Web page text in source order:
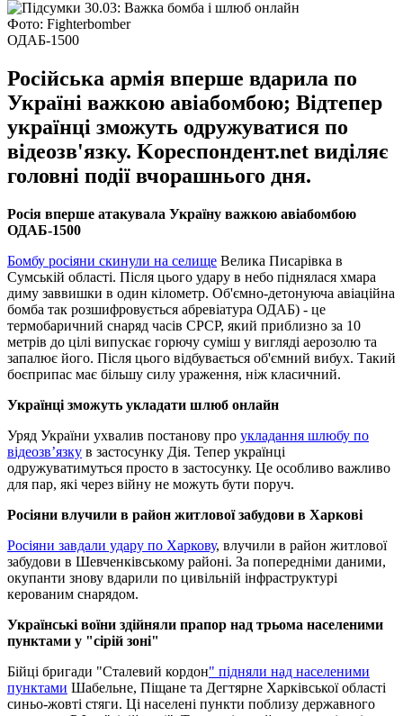
Фото: Fighterbomber
ОДАБ-1500
Російська армія вперше вдарила по
Україні важкою авіабомбою; Відтепер
українці зможуть одружуватися по
відеозв'язку. Kореспондент.net виділяє
головні події вчорашнього дня.
Росія вперше атакувала Україну важкою авіабомбою
ОДАБ-1500
Бомбу росіяни скинули на селище Велика Писарівка в
Сумській області. Після цього удару в небо піднялася хмара
диму заввишки в один кілометр. Об'ємно-детонуюча авіаційна
бомба так розшифровується абревіатура ОДАБ) - це
термобаричний снаряд часів СРСР, який приблизно за 10
метрів до цілі випускає горючу суміш у вигляді аерозолю та
запалює його. Після цього відбувається об'ємний вибух. Такий
боєприпас має більшу силу ураження, ніж класичний.
Українці зможуть укладати шлюб онлайн
Уряд України ухвалив постанову про укладання шлюбу по
відеозвʼязку в застосунку Дія. Тепер українці
одружуватимуться просто в застосунку. Це особливо важливо
для пар, які через війну не можуть бути поруч.
Росіяни влучили в район житлової забудови в Харкові
Росіяни завдали удару по Харкову, влучили в район житлової
забудови в Шевченківському районі. За попередніми даними,
окупанти знову вдарили по цивільній інфраструктурі
керованим снарядом.
Українські воїни здійняли прапор над трьома населеними
пунктами у "сірій зоні"
Бійці бригади "Сталевий кордон" підняли над населеними
пунктами Шабельне, Піщане та Дегтярне Харківської області
синьо-жовті стяги. Ці населені пункти поблизу державного